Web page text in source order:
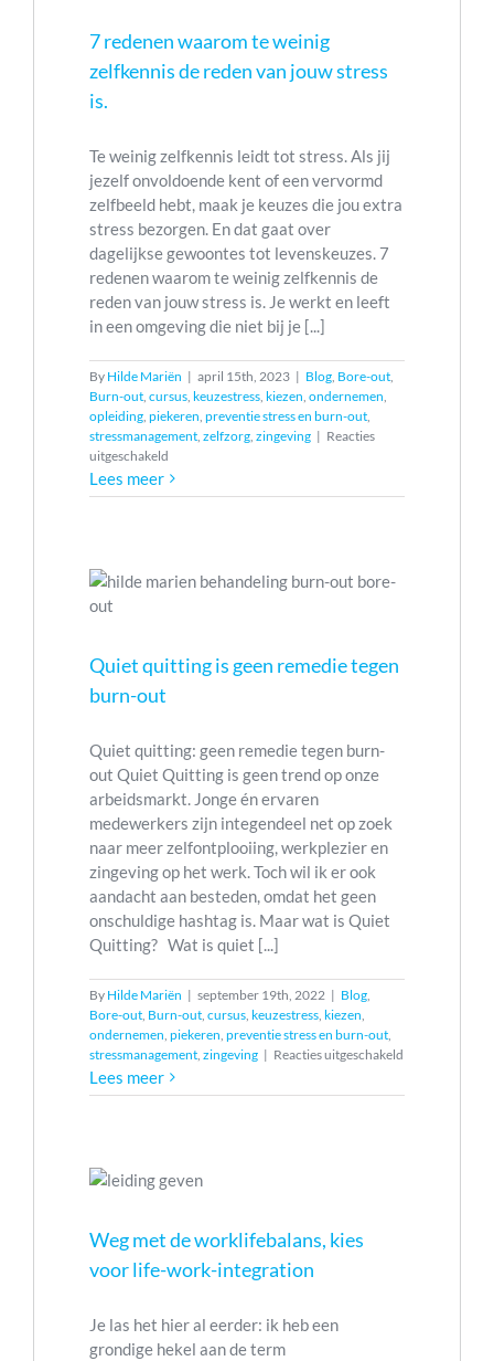
7 redenen waarom te weinig
zelfkennis de reden van jouw stress
is.
Te weinig zelfkennis leidt tot stress. Als jij
jezelf onvoldoende kent of een vervormd
zelfbeeld hebt, maak je keuzes die jou extra
stress bezorgen. En dat gaat over
dagelijkse gewoontes tot levenskeuzes. 7
redenen waarom te weinig zelfkennis de
reden van jouw stress is. Je werkt en leeft
in een omgeving die niet bij je [...]
By Hilde Mariën | april 15th, 2023 | Blog, Bore-out,
Burn-out, cursus, keuzestress, kiezen, ondernemen,
opleiding, piekeren, preventie stress en burn-out,
stressmanagement, zelfzorg, zingeving | Reacties
uitgeschakeld
7
redenen
zelfkennis
stress
Lees meer
Quiet quitting is geen remedie tegen
burn-out
Quiet quitting: geen remedie tegen burn-
out Quiet Quitting is geen trend op onze
arbeidsmarkt. Jonge én ervaren
medewerkers zijn integendeel net op zoek
naar meer zelfontplooiing, werkplezier en
zingeving op het werk. Toch wil ik er ook
aandacht aan besteden, omdat het geen
onschuldige hashtag is. Maar wat is Quiet
Quitting? Wat is quiet [...]
By Hilde Mariën | september 19th, 2022 | Blog,
Bore-out, Burn-out, cursus, keuzestress, kiezen,
ondernemen, piekeren, preventie stress en burn-out,
stressmanagement, zingeving | Reacties uitgeschakeld
quitting
Lees meer
Weg met de worklifebalans, kies
voor life-work-integration
Je las het hier al eerder: ik heb een
grondige hekel aan de term